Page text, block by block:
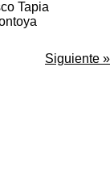
Tapia
Siguiente »